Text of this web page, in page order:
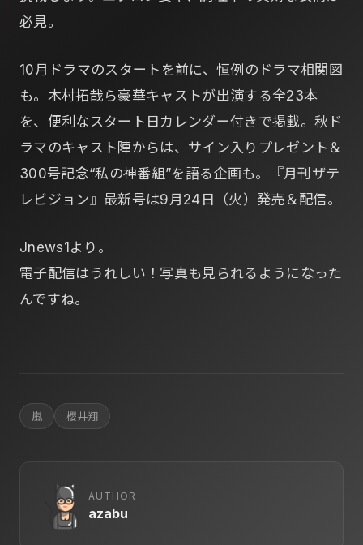
必見。
10月ドラマのスタートを前に、恒例のドラマ相関図
も。木村拓哉ら豪華キャストが出演する全23本
を、便利なスタート日カレンダー付きで掲載。秋ド
ラマのキャスト陣からは、サイン入りプレゼント＆
300号記念“私の神番組”を語る企画も。『月刊ザテ
レビジョン』最新号は9月24日（火）発売＆配信。
Jnews1より。
電子配信はうれしい！写真も見られるようになった
んですね。
嵐 櫻井翔
AUTHOR
azabu